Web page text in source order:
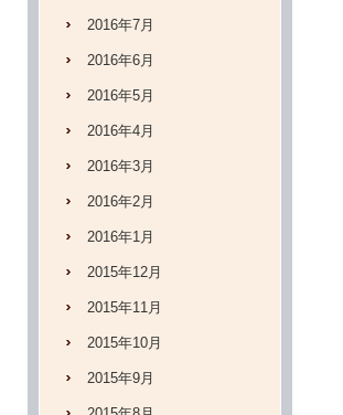
2016年7月
2016年6月
2016年5月
2016年4月
2016年3月
2016年2月
2016年1月
2015年12月
2015年11月
2015年10月
2015年9月